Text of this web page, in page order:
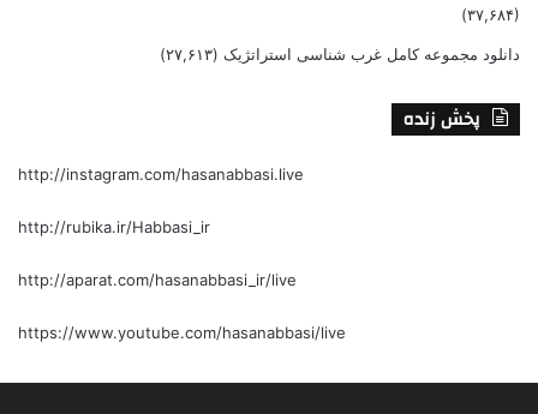
(۳۷,۶۸۴)
دانلود مجموعه کامل غرب شناسی استراتژیک (۲۷,۶۱۳)
پخش زنده
http://instagram.com/hasanabbasi.live
http://rubika.ir/Habbasi_ir
http://aparat.com/hasanabbasi_ir/live
https://www.youtube.com/hasanabbasi/live